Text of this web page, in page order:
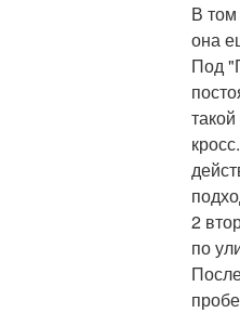
В том
она
Под
2
по